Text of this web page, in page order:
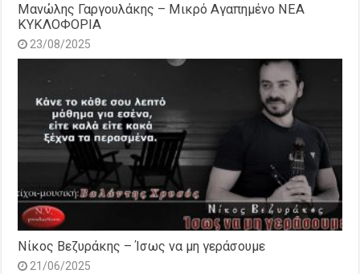
Μανώλης Γαργουλάκης – Μικρό Αγαπημένο NEΑ
ΚΥΚΛΟΦΟΡΙΑ
23/08/2025
Νίκος Βεζυράκης – Ίσως να μη γεράσουμε
21/06/2025